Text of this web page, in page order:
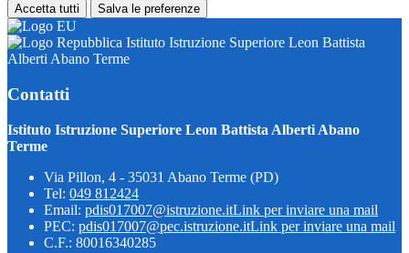
Accetta tutti Salva le preferenze
Istituto Istruzione Superiore Leon Battista
Alberti Abano Terme
Contatti
Istituto Istruzione Superiore Leon Battista Alberti Abano
Terme
Via Pillon, 4 - 35031 Abano Terme (PD)
Tel: 049 812424
Email: pdis017007@istruzione.itLink per inviare una mail
PEC: pdis017007@pec.istruzione.itLink per inviare una mail
C.F.: 80016340285